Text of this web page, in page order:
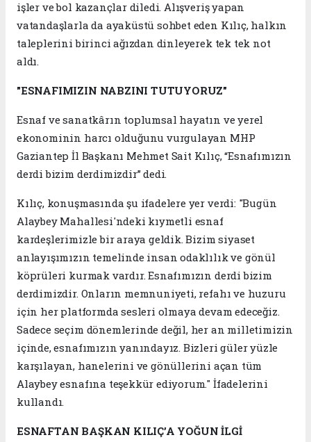
işler ve bol kazançlar diledi. Alışveriş yapan
vatandaşlarla da ayaküstü sohbet eden Kılıç, halkın
taleplerini birinci ağızdan dinleyerek tek tek not
aldı.
"ESNAFIMIZIN NABZINI TUTUYORUZ"
Esnaf ve sanatkârın toplumsal hayatın ve yerel
ekonominin harcı olduğunu vurgulayan MHP
Gaziantep İl Başkanı Mehmet Sait Kılıç, “Esnafımızın
derdi bizim derdimizdir” dedi.
Kılıç, konuşmasında şu ifadelere yer verdi: "Bugün
Alaybey Mahallesi'ndeki kıymetli esnaf
kardeşlerimizle bir araya geldik. Bizim siyaset
anlayışımızın temelinde insan odaklılık ve gönül
köprüleri kurmak vardır. Esnafımızın derdi bizim
derdimizdir. Onların memnuniyeti, refahı ve huzuru
için her platformda sesleri olmaya devam edeceğiz.
Sadece seçim dönemlerinde değil, her an milletimizin
içinde, esnafımızın yanındayız. Bizleri güler yüzle
karşılayan, hanelerini ve gönüllerini açan tüm
Alaybey esnafına teşekkür ediyorum." İfadelerini
kullandı.
ESNAFTAN BAŞKAN KILIÇ’A YOĞUN İLGİ